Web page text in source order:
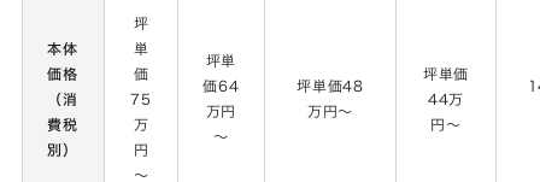
本体
価格
（消
費税
別）
坪
単
価
75
万
円
～
坪単
価64
万円
～
坪単価48
万円～
坪単価
44万
円～